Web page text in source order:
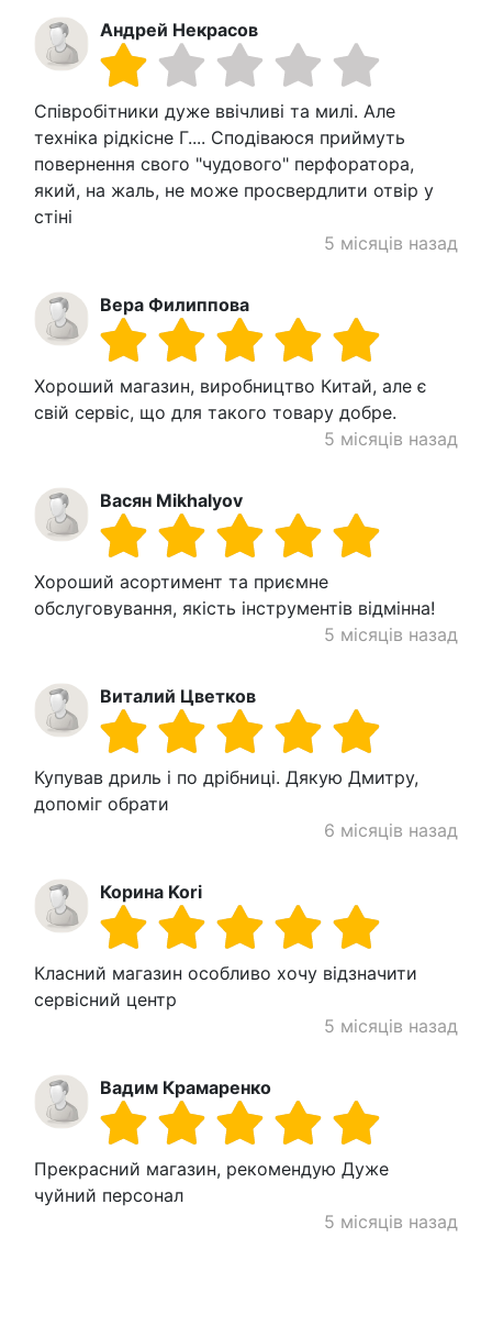
Андрей Некрасов
Співробітники дуже ввічливі та милі. Але
техніка рідкісне Г.... Сподіваюся приймуть
повернення свого "чудового" перфоратора,
який, на жаль, не може просвердлити отвір у
стіні
5 місяців назад
Вера Филиппова
Хороший магазин, виробництво Китай, але є
свій сервіс, що для такого товару добре.
5 місяців назад
Васян Mikhalyov
Хороший асортимент та приємне
обслуговування, якість інструментів відмінна!
5 місяців назад
Виталий Цветков
Купував дриль і по дрібниці. Дякую Дмитру,
допоміг обрати
6 місяців назад
Корина Kori
Класний магазин особливо хочу відзначити
сервісний центр
5 місяців назад
Вадим Крамаренко
Прекрасний магазин, рекомендую Дуже
чуйний персонал
5 місяців назад